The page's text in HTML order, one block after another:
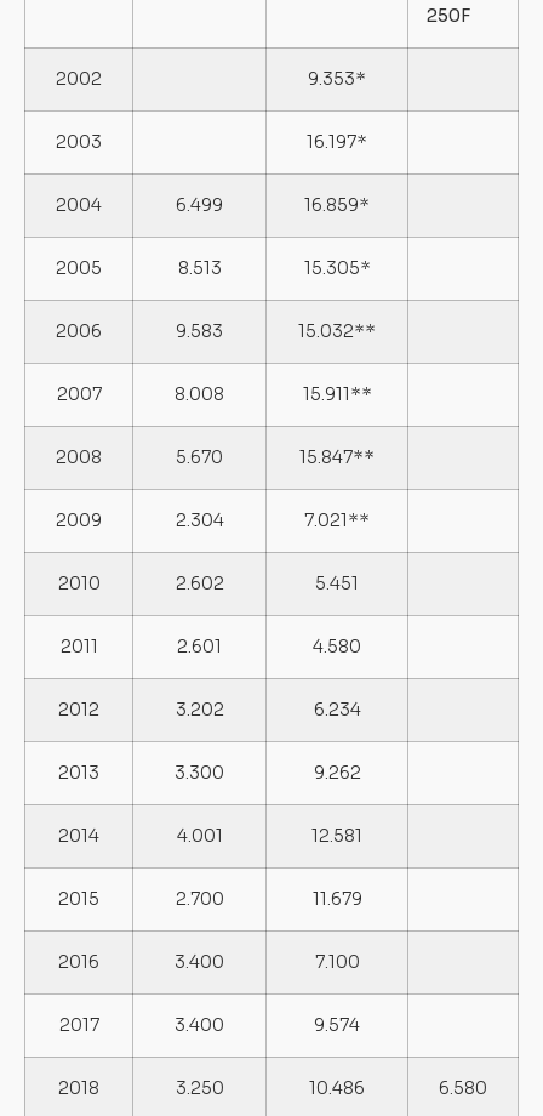
250F
2002 9.353*
2003 16.197*
2004 6.499 16.859*
2005 8.513 15.305*
2006 9.583 15.032**
2007 8.008 15.911**
2008 5.670 15.847**
2009 2.304 7.021**
2010 2.602 5.451
2011 2.601 4.580
2012 3.202 6.234
2013 3.300 9.262
2014 4.001 12.581
2015 2.700 11.679
2016 3.400 7.100
2017 3.400 9.574
2018 3.250 10.486 6.580